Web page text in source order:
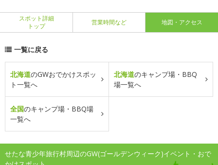
スポット詳細
トップ
営業時間など 地図・アクセス
一覧に戻る
北海道のGWおでかけスポッ
ト一覧へ
北海道のキャンプ場・BBQ
場一覧へ
全国のキャンプ場・BBQ場
一覧へ
せたな青少年旅行村周辺のGW(ゴールデンウィーク)イベント・おで